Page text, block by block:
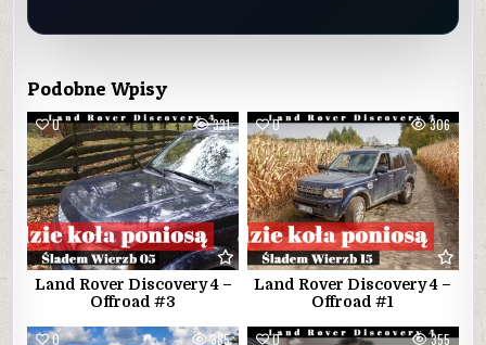
Podobne Wpisy
0 331
Land Rover Discovery 4 –
Offroad #3
0 306
Land Rover Discovery 4 –
Offroad #1
0 385 0 355